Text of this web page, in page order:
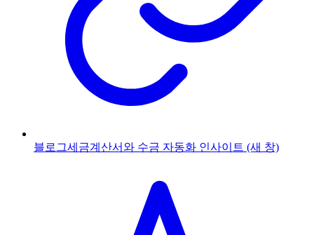
블로그세금계산서와 수금 자동화 인사이트 (새 창)